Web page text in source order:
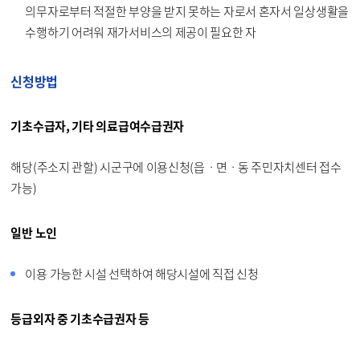
의무자로부터 적절한 부양을 받지 못하는 자로서 혼자서 일상생활을
수행하기 어려워 재가서비스의 제공이 필요한 자
신청방법
기초수급자, 기타 의료급여수급권자
해당(주소지 관할) 시군구에 이용신청(읍ㆍ면ㆍ동 주민자치센터 접수
가능)
일반 노인
이용 가능한 시설 선택하여 해당시설에 직접 신청
등급외자 중 기초수급권자 등